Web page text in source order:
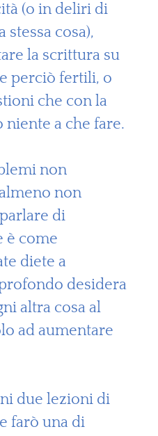
(o in deliri di
stessa cosa),
la scrittura su
perciò fertili, o
che con la
a che fare.
non
non
di
è come
diete a
desidera
altra cosa al
ad aumentare
due lezioni di
farò una di